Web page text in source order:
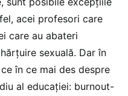
acei profesori care
care au abateri
sexuală. Dar în
în ce mai des despre
al educației: burnout-